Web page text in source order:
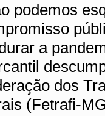
podemos
a
dos
(Fetrafi-